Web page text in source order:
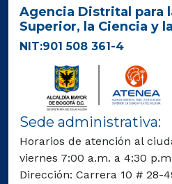
Agencia Distrital para
Superior, la Ciencia y
NIT:901 508 361-4
Sede administrativa:
Horarios de atención al
viernes 7:00 a.m. a 4:30
Dirección: Carrera 10 # 28-